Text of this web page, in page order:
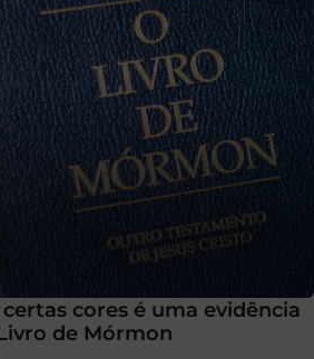
cores é uma evidência
de Mórmon